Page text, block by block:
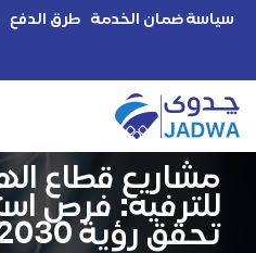
سياسة ضمان الخدمة طرق الدفع
مشاريع قطاع
للترفيه: فرص
تحقق رؤية 2030